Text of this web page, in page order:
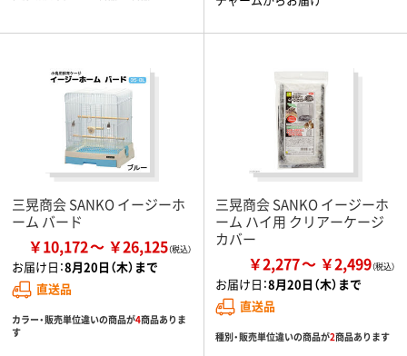
三晃商会 SANKO イージーホ
ーム バード
￥10,172 ￥26,125
お届け日：8月20日（木）まで
直送品
カラー・販売単位違いの商品が4商品ありま
す
三晃商会 SANKO イージーホ
ーム ハイ用 クリアーケージ
カバー
￥2,277 ￥2,499
お届け日：8月20日（木）まで
直送品
種別・販売単位違いの商品が2商品あります